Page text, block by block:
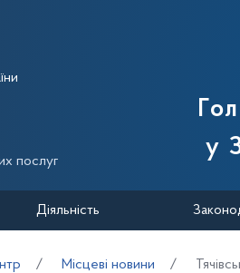
Державної
послуг
у
Діяльність
Місцеві новини